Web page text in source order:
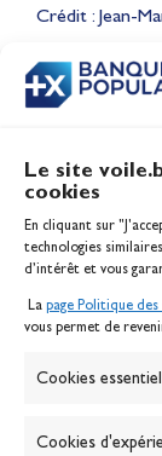
Le site
cookies
En cliquant sur
technologies
d’intérêt et vous
La page Politique
vous permet de
Cookies
Cookies
Crédit : Jean-
Jeux